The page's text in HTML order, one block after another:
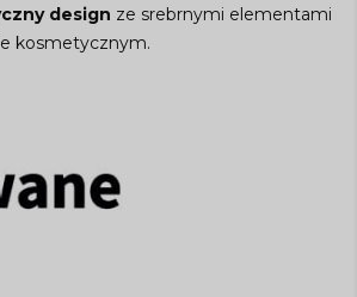
design ze srebrnymi elementami
kosmetycznym.